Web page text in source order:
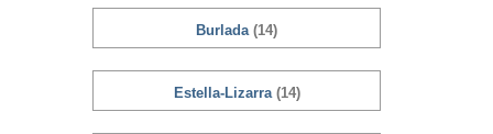
Burlada (14)
Estella-Lizarra (14)